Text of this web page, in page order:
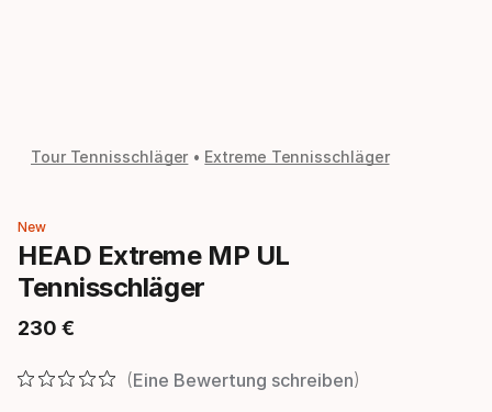
Tour Tennisschläger Extreme Tennisschläger
New
HEAD Extreme MP UL
Tennisschläger
230 €
Endpreis
Eine Bewertung schreiben